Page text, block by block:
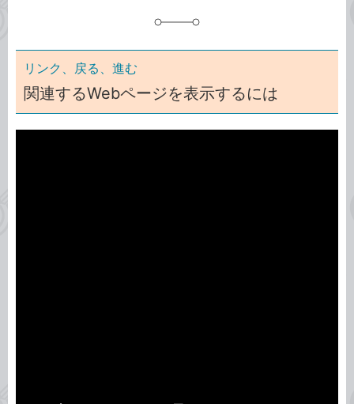
リンク、戻る、進む
関連するWebページを表示するには